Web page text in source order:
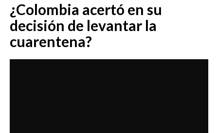
EMISIÓN 7:00 PM
¿Colombia acertó en su
decisión de levantar la
cuarentena?